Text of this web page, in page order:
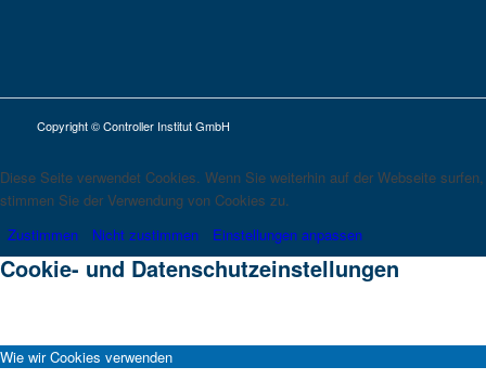
Copyright © Controller Institut GmbH
Diese Seite verwendet Cookies. Wenn Sie weiterhin auf der Webseite surfen,
stimmen Sie der Verwendung von Cookies zu.
Zustimmen
Nicht zustimmen Einstellungen anpassen
Cookie- und Datenschutzeinstellungen
Wie wir Cookies verwenden